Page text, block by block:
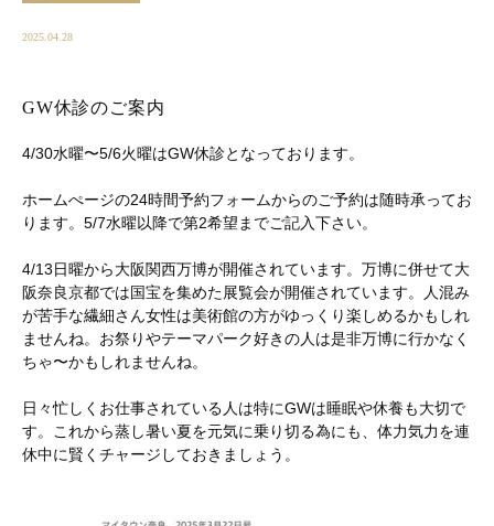
2025.04.28
GW休診のご案内
4/30水曜〜5/6火曜はGW休診となっております。
ホームぺージの24時間予約フォームからのご予約は随時承ってお
ります。5/7水曜以降で第2希望までご記入下さい。
4/13日曜から大阪関西万博が開催されています。万博に併せて大
阪奈良京都では国宝を集めた展覧会が開催されています。人混み
が苦手な繊細さん女性は美術館の方がゆっくり楽しめるかもしれ
ませんね。お祭りやテーマパーク好きの人は是非万博に行かなく
ちゃ〜かもしれませんね。
日々忙しくお仕事されている人は特にGWは睡眠や休養も大切で
す。これから蒸し暑い夏を元気に乗り切る為にも、体力気力を連
休中に賢くチャージしておきましょう。